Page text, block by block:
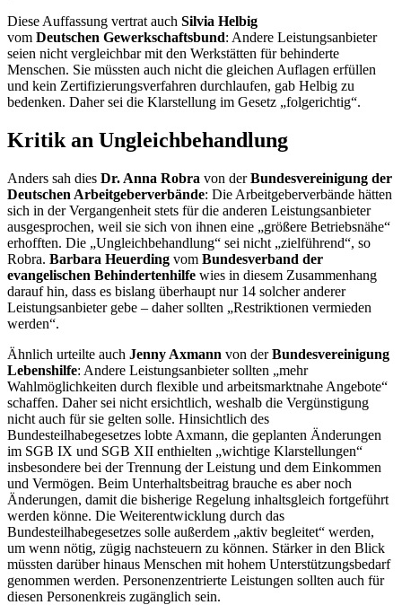
Diese Auffassung vertrat auch Silvia Helbig
vom Deutschen Gewerkschaftsbund: Andere Leistungsanbieter
seien nicht vergleichbar mit den Werkstätten für behinderte
Menschen. Sie müssten auch nicht die gleichen Auflagen erfüllen
und kein Zertifizierungsverfahren durchlaufen, gab Helbig zu
bedenken. Daher sei die Klarstellung im Gesetz „folgerichtig“.
Kritik an Ungleichbehandlung
Anders sah dies Dr. Anna Robra von derBundesvereinigung der
Deutschen Arbeitgeberverbände: Die Arbeitgeberverbände hätten
sich in der Vergangenheit stets für die anderen Leistungsanbieter
ausgesprochen, weil sie sich von ihnen eine „größere Betriebsnähe“
erhofften. Die „Ungleichbehandlung“ sei nicht „zielführend“, so
Robra. Barbara Heuerding vom Bundesverband der
evangelischen Behindertenhilfe wies in diesem Zusammenhang
darauf hin, dass es bislang überhaupt nur 14 solcher anderer
Leistungsanbieter gebe – daher sollten „Restriktionen vermieden
werden“.
Ähnlich urteilte auch Jenny Axmann von derBundesvereinigung
Lebenshilfe: Andere Leistungsanbieter sollten „mehr
Wahlmöglichkeiten durch flexible und arbeitsmarktnahe Angebote“
schaffen. Daher sei nicht ersichtlich, weshalb die Vergünstigung
nicht auch für sie gelten solle. Hinsichtlich des
Bundesteilhabegesetzes lobte Axmann, die geplanten Änderungen
im SGB IX und SGB XII enthielten „wichtige Klarstellungen“
insbesondere bei der Trennung der Leistung und dem Einkommen
und Vermögen. Beim Unterhaltsbeitrag brauche es aber noch
Änderungen, damit die bisherige Regelung inhaltsgleich fortgeführt
werden könne. Die Weiterentwicklung durch das
Bundesteilhabegesetzes solle außerdem „aktiv begleitet“ werden,
um wenn nötig, zügig nachsteuern zu können. Stärker in den Blick
müssten darüber hinaus Menschen mit hohem Unterstützungsbedarf
genommen werden. Personenzentrierte Leistungen sollten auch für
diesen Personenkreis zugänglich sein.